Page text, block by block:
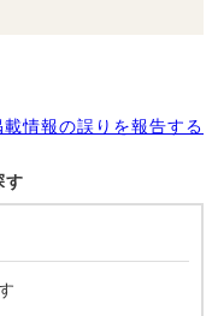
情報の誤りを報告する
す